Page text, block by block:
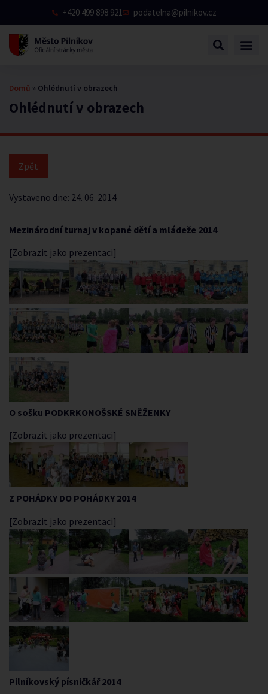
+420 499 898 921 podatelna@pilnikov.cz
Ohlédnutí v obrazech
Domů » Ohlédnutí v obrazech
Vystaveno dne: 24. 06. 2014
Mezinárodní turnaj v kopané dětí a mládeže 2014
[Zobrazit jako prezentaci]
O sošku PODKRKONOŠSKÉ SNĚŽENKY
[Zobrazit jako prezentaci]
Z POHÁDKY DO POHÁDKY 2014
[Zobrazit jako prezentaci]
Pilníkovský písničkář 2014